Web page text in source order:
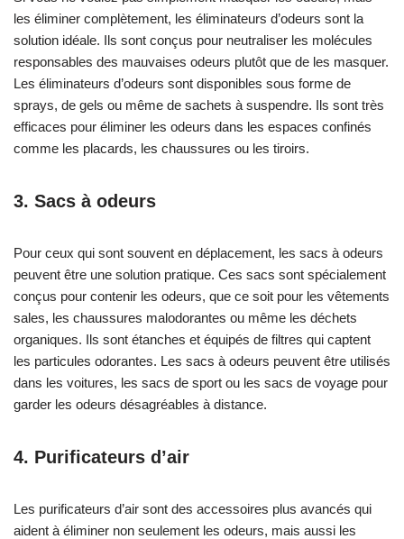
les éliminer complètement, les éliminateurs d’odeurs sont la
solution idéale. Ils sont conçus pour neutraliser les molécules
responsables des mauvaises odeurs plutôt que de les masquer.
Les éliminateurs d’odeurs sont disponibles sous forme de
sprays, de gels ou même de sachets à suspendre. Ils sont très
efficaces pour éliminer les odeurs dans les espaces confinés
comme les placards, les chaussures ou les tiroirs.
3. Sacs à odeurs
Pour ceux qui sont souvent en déplacement, les sacs à odeurs
peuvent être une solution pratique. Ces sacs sont spécialement
conçus pour contenir les odeurs, que ce soit pour les vêtements
sales, les chaussures malodorantes ou même les déchets
organiques. Ils sont étanches et équipés de filtres qui captent
les particules odorantes. Les sacs à odeurs peuvent être utilisés
dans les voitures, les sacs de sport ou les sacs de voyage pour
garder les odeurs désagréables à distance.
4. Purificateurs d’air
Les purificateurs d’air sont des accessoires plus avancés qui
aident à éliminer non seulement les odeurs, mais aussi les